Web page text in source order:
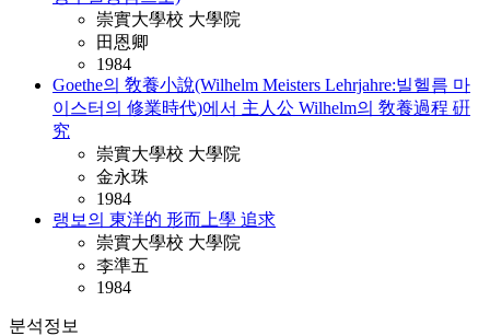
崇實大學校 大學院
田恩卿
1984
Goethe의 敎養小說(Wilhelm Meisters Lehrjahre:빌헬름 마
이스터의 修業時代)에서 主人公 Wilhelm의 敎養過程 硏
究
崇實大學校 大學院
金永珠
1984
랭보의 東洋的 形而上學 追求
崇實大學校 大學院
李準五
1984
분석정보